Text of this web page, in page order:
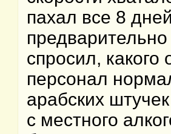
пахал все 8
спросил, какого
персонал
арабских
с местного